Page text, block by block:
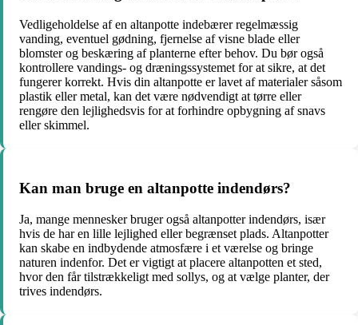
Vedligeholdelse af en altanpotte indebærer regelmæssig
vanding, eventuel gødning, fjernelse af visne blade eller
blomster og beskæring af planterne efter behov. Du bør også
kontrollere vandings- og dræningssystemet for at sikre, at det
fungerer korrekt. Hvis din altanpotte er lavet af materialer såsom
plastik eller metal, kan det være nødvendigt at tørre eller
rengøre den lejlighedsvis for at forhindre opbygning af snavs
eller skimmel.
Kan man bruge en altanpotte indendørs?
Ja, mange mennesker bruger også altanpotter indendørs, især
hvis de har en lille lejlighed eller begrænset plads. Altanpotter
kan skabe en indbydende atmosfære i et værelse og bringe
naturen indenfor. Det er vigtigt at placere altanpotten et sted,
hvor den får tilstrækkeligt med sollys, og at vælge planter, der
trives indendørs.